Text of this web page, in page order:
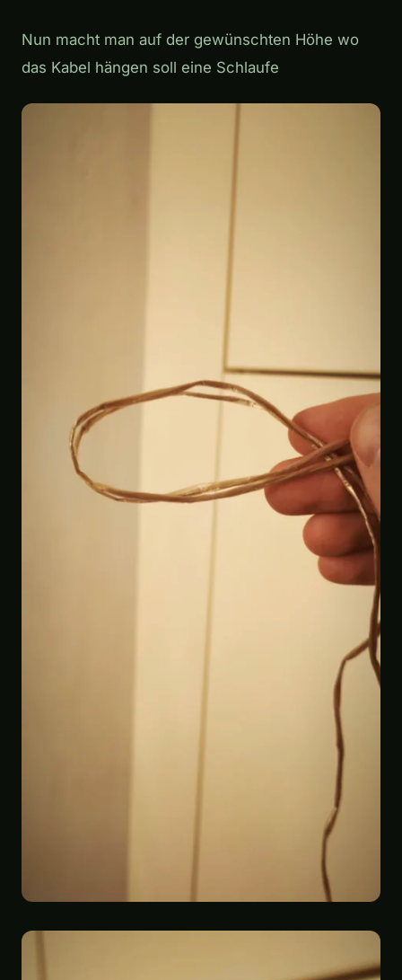
Nun macht man auf der gewünschten Höhe wo
das Kabel hängen soll eine Schlaufe